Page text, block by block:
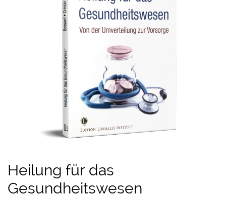
Heilung für das
Gesundheitswesen